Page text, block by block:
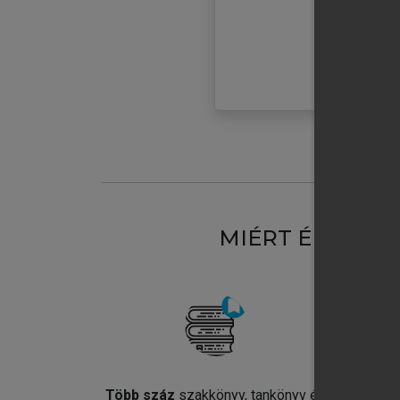
MIÉRT
Több száz szakkönyv, tankönyv és